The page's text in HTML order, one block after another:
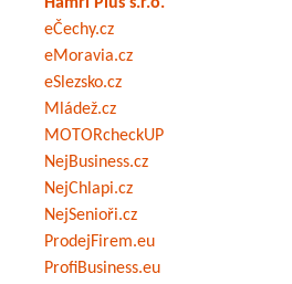
eČechy.cz
eMoravia.cz
eSlezsko.cz
Mládež.cz
MOTORcheckUP
NejBusiness.cz
NejChlapi.cz
NejSenioři.cz
ProdejFirem.eu
ProfiBusiness.eu